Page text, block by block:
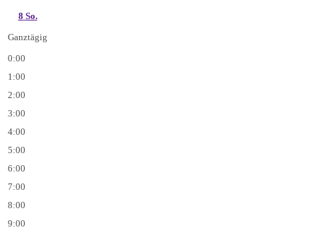
8 So.
Ganztägig
0:00
1:00
2:00
3:00
4:00
5:00
6:00
7:00
8:00
9:00